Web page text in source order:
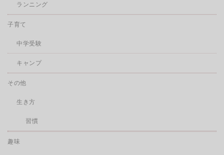
ランニング
子育て
中学受験
キャンプ
その他
生き方
習慣
趣味